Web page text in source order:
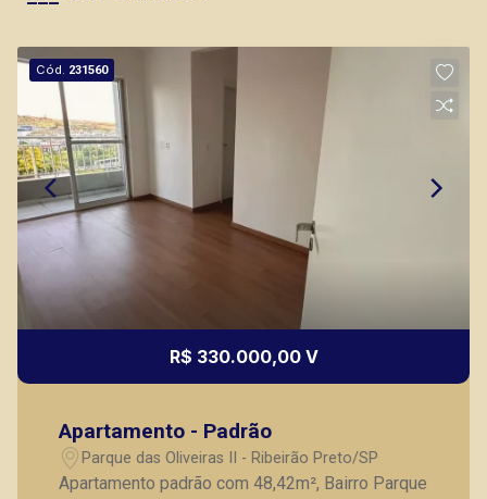
Thamiris Leandra Benevides
CRECI 270092 - Venda
(16) 99263-0551
Corretor(a) Online
CORRETOR DE PLANTÃO
CRECI 293.460 - Venda
(16) 99799-9323
Cód. 231560
R$ 330.000,00 V
Apartamento - Padrão
Parque das Oliveiras II - Ribeirão Preto/SP
Apartamento padrão com 48,42m², Bairro Parque